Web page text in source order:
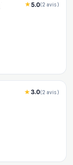
5.0(2 avis)
3.0(2 avis)